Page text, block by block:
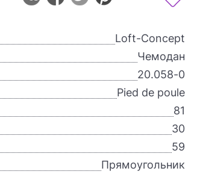
Loft-Concept
Чемодан
20.058-0
Pied de poule
81
30
59
Прямоугольник